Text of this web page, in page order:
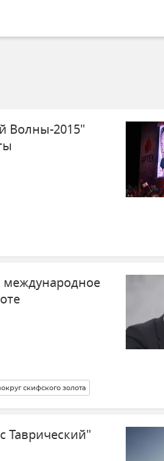
Волны-2015"
международное
скифского золота
Таврический"